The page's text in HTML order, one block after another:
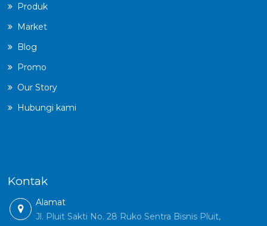
Produk
Market
Blog
Promo
Our Story
Hubungi kami
Kontak
Alamat
Jl. Pluit Sakti No. 28 Ruko Sentra Bisnis Pluit,